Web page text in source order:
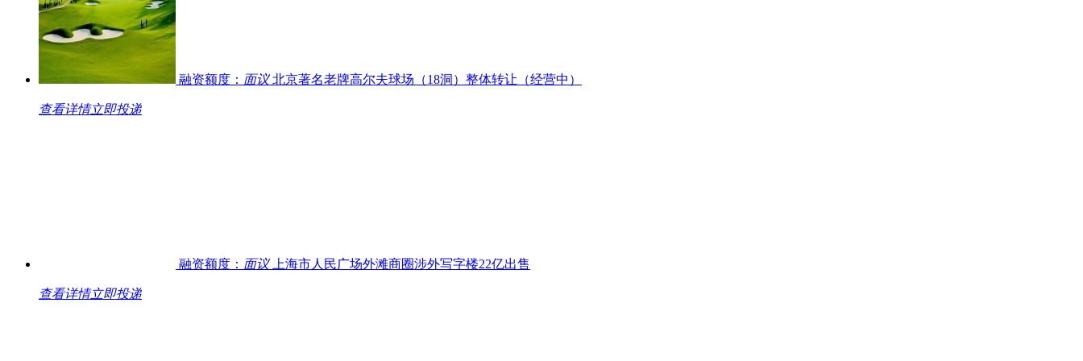
融资额度： 面议 北京著名老牌高尔夫球场（18洞）整体转让（经营中）
查看详情立即投递
融资额度： 面议 上海市人民广场外滩商圈涉外写字楼22亿出售
查看详情立即投递